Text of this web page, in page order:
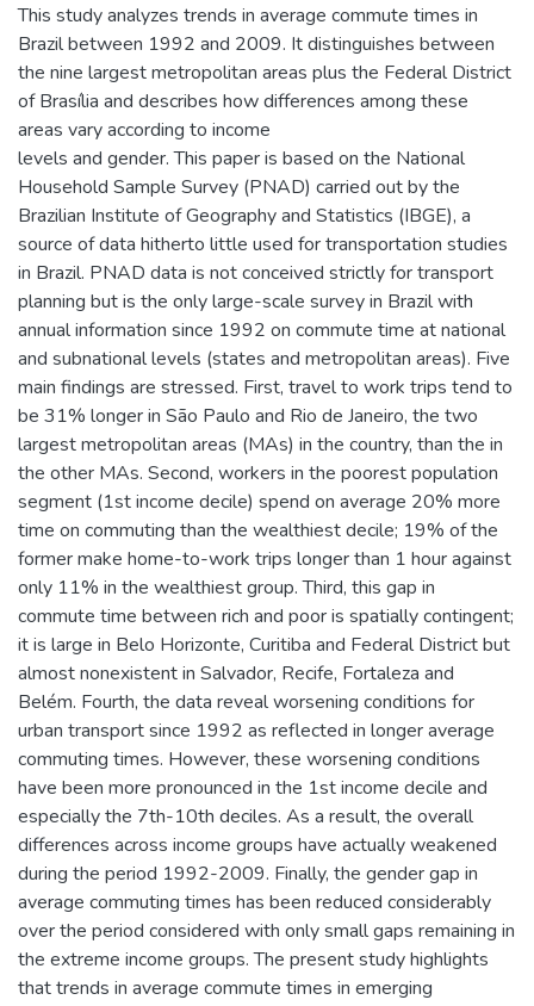
This study analyzes trends in average commute times in
Brazil between 1992 and 2009. It distinguishes between
the nine largest metropolitan areas plus the Federal District
of Brasília and describes how differences among these
areas vary according to income
levels and gender. This paper is based on the National
Household Sample Survey (PNAD) carried out by the
Brazilian Institute of Geography and Statistics (IBGE), a
source of data hitherto little used for transportation studies
in Brazil. PNAD data is not conceived strictly for transport
planning but is the only large-scale survey in Brazil with
annual information since 1992 on commute time at national
and subnational levels (states and metropolitan areas). Five
main findings are stressed. First, travel to work trips tend to
be 31% longer in São Paulo and Rio de Janeiro, the two
largest metropolitan areas (MAs) in the country, than the in
the other MAs. Second, workers in the poorest population
segment (1st income decile) spend on average 20% more
time on commuting than the wealthiest decile; 19% of the
former make home-to-work trips longer than 1 hour against
only 11% in the wealthiest group. Third, this gap in
commute time between rich and poor is spatially contingent;
it is large in Belo Horizonte, Curitiba and Federal District but
almost nonexistent in Salvador, Recife, Fortaleza and
Belém. Fourth, the data reveal worsening conditions for
urban transport since 1992 as reflected in longer average
commuting times. However, these worsening conditions
have been more pronounced in the 1st income decile and
especially the 7th-10th deciles. As a result, the overall
differences across income groups have actually weakened
during the period 1992-2009. Finally, the gender gap in
average commuting times has been reduced considerably
over the period considered with only small gaps remaining in
the extreme income groups. The present study highlights
that trends in average commute times in emerging